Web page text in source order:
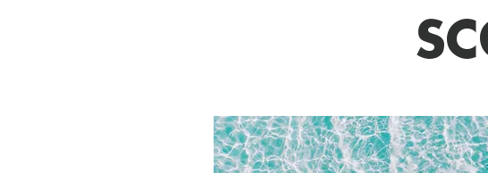
HOTEL CLUB